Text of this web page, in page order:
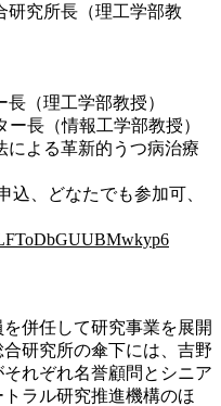
研究所長（理工学部教
（理工学部教授）
長（情報工学部教授）
による革新的うつ病治療
込、どなたでも参加可、
併任して研究事業を展開
研究所の傘下には、吉野
れぞれ名誉顧問とシニア
ラル研究推進機構のほ